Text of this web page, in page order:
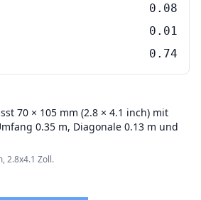
0.08
0.01
0.74
70 × 105 mm (2.8 × 4.1 inch) mit
0.35 m, Diagonale 0.13 m und
2.8x4.1 Zoll.